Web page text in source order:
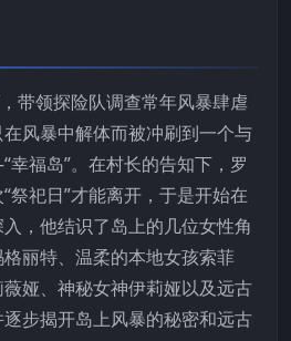
带领探险队调查常年风暴肆虐
风暴中解体而被冲刷到一个与
福岛”。在村长的告知下，罗
祭祀日”才能离开，于是开始在
，他结识了岛上的几位女性角
丽特、温柔的本地女孩索菲
娅、神秘女神伊莉娅以及远古
步揭开岛上风暴的秘密和远古